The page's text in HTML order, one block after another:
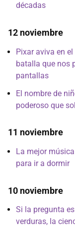
décadas
12 noviembre
Pixar aviva en
batalla que nos
pantallas
El nombre de
poderoso que
11 noviembre
La mejor
para ir a dormir
10 noviembre
Si la pregunta
verduras, la